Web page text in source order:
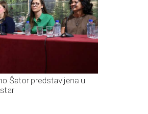
Šator predstavljena u